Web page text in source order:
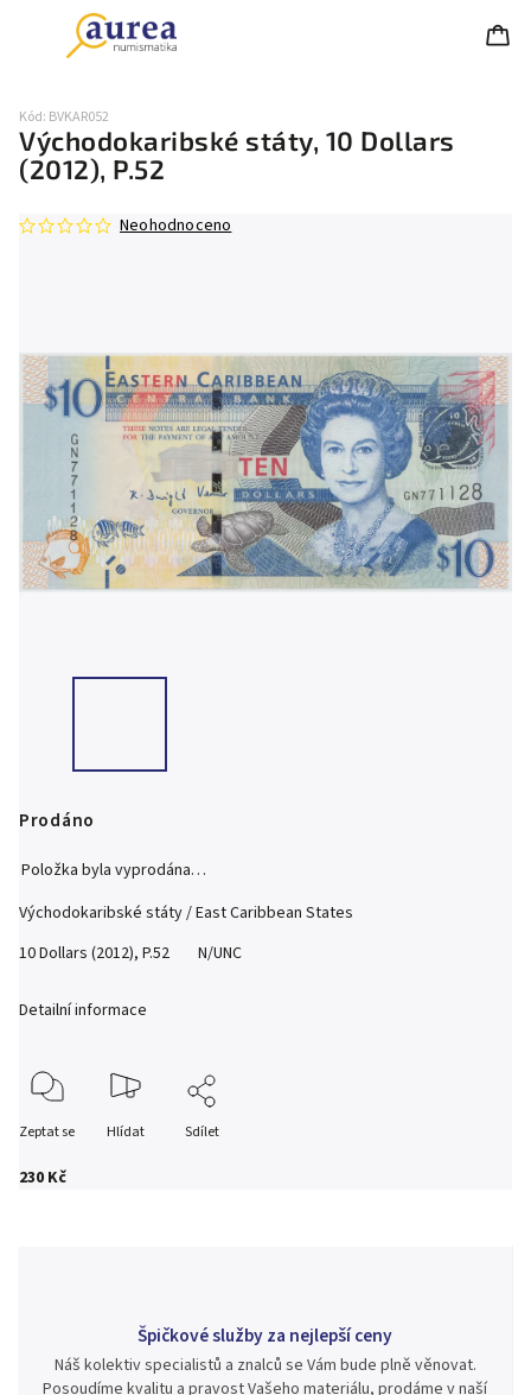
Východokaribské státy, 10 Dollars
(2012), P.52
Kód: BVKAR052
Neohodnoceno
230 Kč
Prodáno
Položka byla vyprodána…
Východokaribské státy / East Caribbean States
10 Dollars (2012), P.52 N/UNC
Detailní informace
Zeptat se Hlídat Sdílet
Špičkové služby za nejlepší ceny
Náš kolektiv specialistů a znalců se Vám bude plně věnovat.
Posoudíme kvalitu a pravost Vašeho materiálu, prodáme v naší